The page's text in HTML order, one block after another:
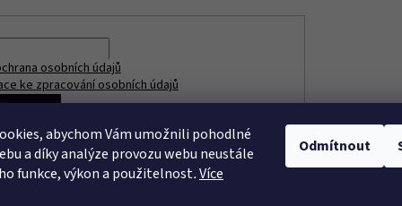
abychom Vám umožnili pohodlné
a díky analýze provozu webu neustále
funkce, výkon a použitelnost.Více
Odmítnout
osobních údajů
ke zpracování osobních údajů